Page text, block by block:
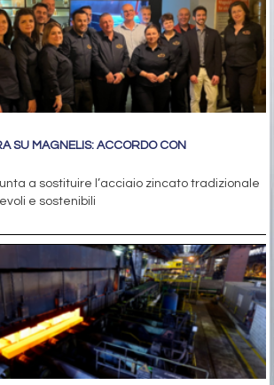
SU MAGNELIS: ACCORDO CON
a sostituire l’acciaio zincato tradizionale
e sostenibili